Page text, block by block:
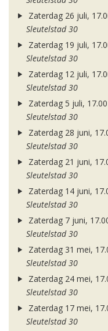
Zaterdag 26 juli,
Sleutelstad 30
Zaterdag 19 juli,
Sleutelstad 30
Zaterdag 12 juli,
Sleutelstad 30
Zaterdag 5 juli,
Sleutelstad 30
Zaterdag 28 juni,
Sleutelstad 30
Zaterdag 21 juni,
Sleutelstad 30
Zaterdag 14 juni,
Sleutelstad 30
Zaterdag 7 juni,
Sleutelstad 30
Zaterdag 31 mei,
Sleutelstad 30
Zaterdag 24 mei,
Sleutelstad 30
Zaterdag 17 mei,
Sleutelstad 30